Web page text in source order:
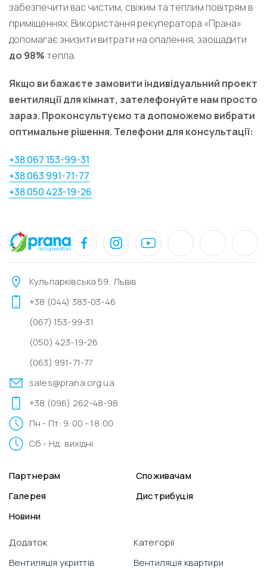
забезпечити вас чистим, свіжим та теплим повітрям в
приміщеннях. Використання рекуператора «Прана»
допомагає знизити витрати на опалення, заощадити
до 98% тепла.
Якщо ви бажаєте замовити індивідуальний проект
вентиляції для кімнат, зателефонуйте нам просто
зараз. Проконсультуємо та допоможемо вибрати
оптимальне рішення. Телефони для консультації:
+38 067 153-99-31
+38 063 991-71-77
+38 050 423-19-26
Кульпарківська 59, Львів
+38 (044) 383-03-46
(067) 153-99-31
(050) 423-19-26
(063) 991-71-77
sales@prana.org.ua
+38 (096) 262-48-98
Пн - Пт: 9:00 - 18:00
Сб - Нд: вихідні
Партнерам
Споживачам
Галерея
Дистрибуція
Новини
Додаток
Вентиляція укриттів
Категорії
Вентиляція квартири